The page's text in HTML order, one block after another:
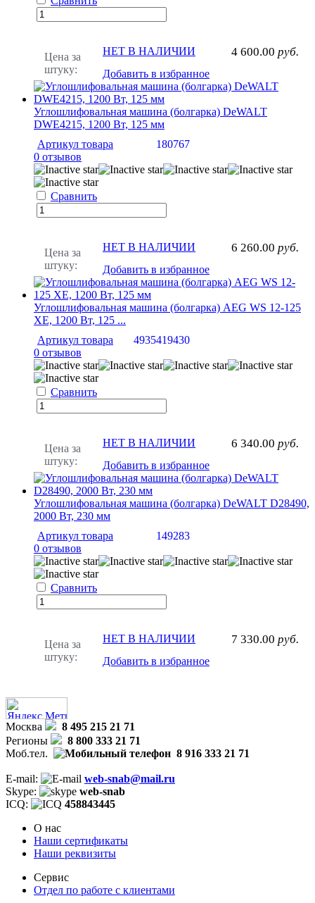
Цена за
штуку:
4 600.00 руб.
НЕТ В НАЛИЧИИ
Добавить в избранное
Углошлифовальная машина (болгарка) DeWALT
DWE4215, 1200 Вт, 125 мм
Артикул товара
180767
0 отзывов
Сравнить
Цена за
штуку:
6 260.00 руб.
НЕТ В НАЛИЧИИ
Добавить в избранное
Углошлифовальная машина (болгарка) AEG WS 12-125
ХЕ, 1200 Вт, 125 ...
Артикул товара
4935419430
0 отзывов
Сравнить
Цена за
штуку:
6 340.00 руб.
НЕТ В НАЛИЧИИ
Добавить в избранное
Углошлифовальная машина (болгарка) DeWALT D28490,
2000 Вт, 230 мм
Артикул товара
149283
0 отзывов
Сравнить
Цена за
штуку:
7 330.00 руб.
НЕТ В НАЛИЧИИ
Добавить в избранное
Москва
8 495 215 21 71
Регионы
8 800 333 21 71
Моб.тел.
8 916 333 21 71
E-mail:
web-snab@mail.ru
Skype:
web-snab
ICQ:
458843445
О нас
Наши сертификаты
Наши реквизиты
Сервис
Отдел по работе с клиентами